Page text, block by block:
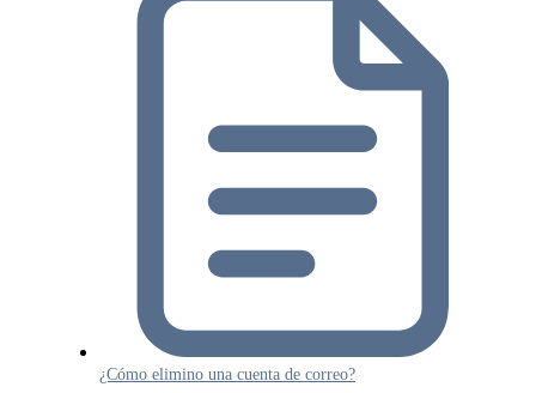
¿Cómo elimino una cuenta de correo?